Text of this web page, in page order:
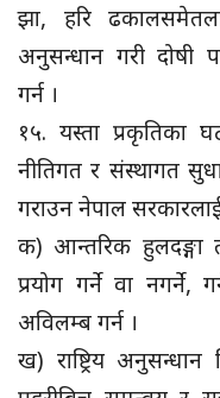
झा, हरि
अनुसन्धान गरी दोषी
गर्न ।
१५. यस्ता प्रकृतिका
नीतिगत र संस्थागत
गराउन नेपाल
क) आन्तरिक हुलदङ्गा
प्रयोग गर्ने वा नगर्ने,
अविलम्ब गर्न ।
ख) राष्ट्रिय